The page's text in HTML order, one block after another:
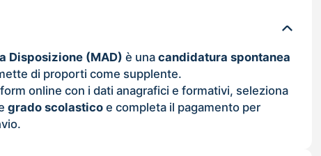
Disposizione (MAD) è unacandidatura spontanea
di proporti come supplente.
online con i dati anagrafici e formativi, seleziona
grado scolastico e completa il pagamento per